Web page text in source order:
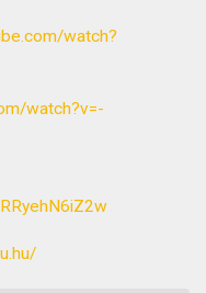
watch?
watch?v=-